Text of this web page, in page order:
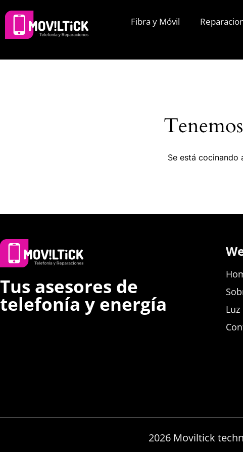
Fibra y Móvil
Se está cocinando
Tus asesores de
telefonía y energía
Luz
2026 Moviltick